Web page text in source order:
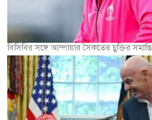
বিসিবির সঙ্গে আম্পায়ার সৈকতের চুক্তির সমাপ্তি